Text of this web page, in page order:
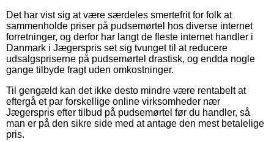
Det har vist sig at være særdeles smertefrit for folk at
sammenholde priser på pudsemørtel hos diverse internet
forretninger, og derfor har langt de fleste internet handler i
Danmark i Jægerspris set sig tvunget til at reducere
udsalgspriserne på pudsemørtel drastisk, og endda nogle
gange tilbyde fragt uden omkostninger.
Til gengæld kan det ikke desto mindre være rentabelt at
eftergå et par forskellige online virksomheder nær
Jægerspris efter tilbud på pudsemørtel før du handler, så
man er på den sikre side med at antage den mest betalelige
pris.